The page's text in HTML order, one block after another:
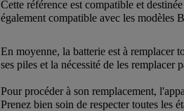
Cette référence est compatible et
également compatible avec les
En moyenne, la batterie est à remplacer
ses piles et la nécessité de les remplacer
Pour procéder à son remplacement,
Prenez bien soin de respecter toutes les